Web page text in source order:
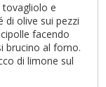
tovagliolo e
di olive sui pezzi
facendo
brucino al forno.
di limone sul